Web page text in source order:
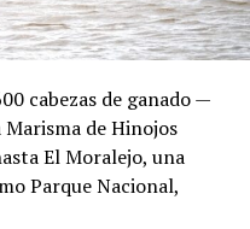
cabezas de ganado —
de Hinojos
El Moralejo, una
Parque Nacional,